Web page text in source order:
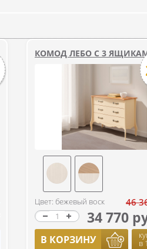
КОМОД ЛЕБО С 3
Цвет: бежевый воск 46
34 770
В КОРЗИНУ в